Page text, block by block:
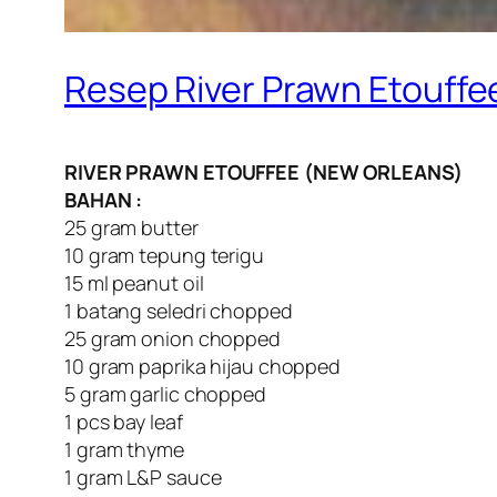
Resep River Prawn
RIVER PRAWN ETOUFFEE (NEW ORLEANS)
BAHAN :
25 gram butter
10 gram tepung terigu
15 ml peanut oil
1 batang seledri chopped
25 gram onion chopped
10 gram paprika hijau chopped
5 gram garlic chopped
1 pcs bay leaf
1 gram thyme
1 gram L&P sauce